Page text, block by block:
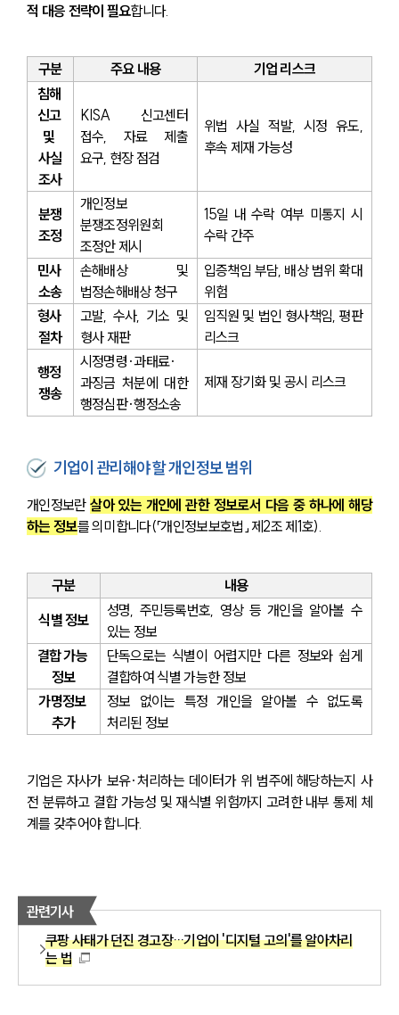
적 대응 전략이 필요합니다.
구분 주요 내용
기업 리스크
침해
신고
및
사실
조사
KISA 신고센터
접수, 자료 제출
요구, 현장 점검
위법 사실 적발, 시정 유도,
후속 제재 가능성
분쟁
조정
개인정보
분쟁조정위원회
조정안 제시
15일 내 수락 여부 미통지 시
수락 간주
민사
소송
손해배상 및
법정손해배상 청구
입증책임 부담, 배상 범위 확대
위험
형사
절차
고발, 수사, 기소 및
형사 재판
임직원 및 법인 형사책임, 평판
리스크
행정
쟁송
시정명령·과태료·
과징금 처분에 대한
행정심판·행정소송
제재 장기화 및 공시 리스크
기업이 관리해야 할 개인정보 범위
개인정보란 살아 있는 개인에 관한 정보로서 다음 중 하나에 해당
하는 정보를 의미합니다(「개인정보보호법」 제2조 제1호).
구분
내용
식별 정보
성명, 주민등록번호, 영상 등 개인을 알아볼 수
있는 정보
결합 가능
정보
단독으로는 식별이 어렵지만 다른 정보와 쉽게
결합하여 식별 가능한 정보
가명정보
추가
정보 없이는 특정 개인을 알아볼 수 없도록
처리된 정보
기업은 자사가 보유·처리하는 데이터가 위 범주에 해당하는지 사
전 분류하고 결합 가능성 및 재식별 위험까지 고려한 내부 통제 체
계를 갖추어야 합니다.
관련기사
쿠팡 사태가 던진 경고장…기업이 '디지털 고의'를 알아차리
는 법